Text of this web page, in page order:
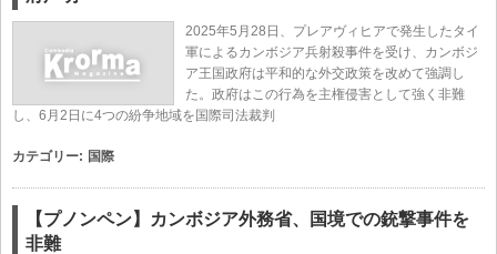
2025年5月28日、プレアヴィヒアで発生したタイ
軍によるカンボジア兵射殺事件を受け、カンボジ
ア王国政府は平和的な外交政策を改めて強調し
た。政府はこの行為を主権侵害として強く非難
し、6月2日に4つの紛争地域を国際司法裁判
カテゴリー: 国際
【プノンペン】カンボジア外務省、国境での銃撃事件を
非難